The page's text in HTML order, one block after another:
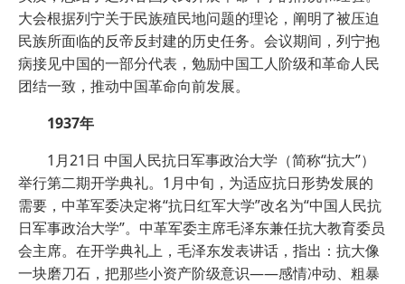
大会根据列宁关于民族殖民地问题的理论，阐明了被压迫
民族所面临的反帝反封建的历史任务。会议期间，列宁抱
病接见中国的一部分代表，勉励中国工人阶级和革命人民
团结一致，推动中国革命向前发展。
1937年
1月21日 中国人民抗日军事政治大学（简称“抗大”）
举行第二期开学典礼。1月中旬，为适应抗日形势发展的
需要，中革军委决定将“抗日红军大学”改名为“中国人民抗
日军事政治大学”。中革军委主席毛泽东兼任抗大教育委员
会主席。在开学典礼上，毛泽东发表讲话，指出：抗大像
一块磨刀石，把那些小资产阶级意识——感情冲动、粗暴